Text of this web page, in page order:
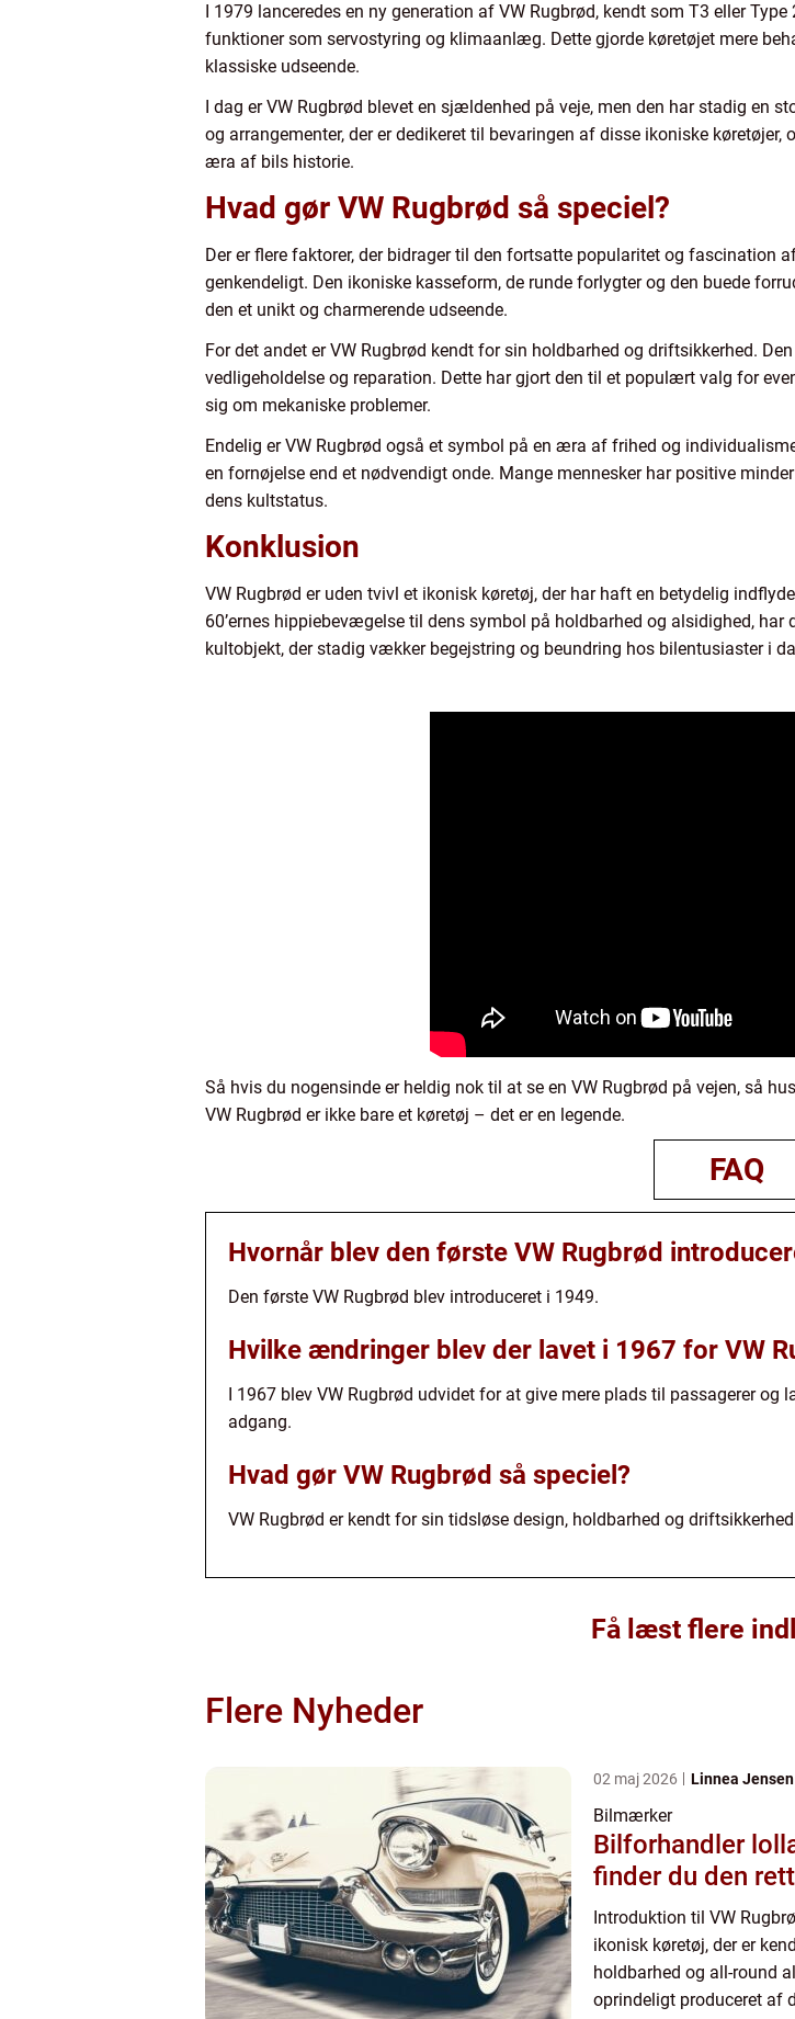
I 1979 lanceredes en ny generation af VW Rugbrød, kendt som T3 eller
funktioner som servostyring og klimaanlæg. Dette gjorde køretøjet mere
klassiske udseende.
I dag er VW Rugbrød blevet en sjældenhed på veje, men den har stadig en
og arrangementer, der er dedikeret til bevaringen af disse ikoniske
æra af bils historie.
Hvad gør VW Rugbrød så speciel?
Der er flere faktorer, der bidrager til den fortsatte popularitet og fascination
genkendeligt. Den ikoniske kasseform, de runde forlygter og den buede
den et unikt og charmerende udseende.
For det andet er VW Rugbrød kendt for sin holdbarhed og driftsikkerhed.
vedligeholdelse og reparation. Dette har gjort den til et populært valg for
sig om mekaniske problemer.
Endelig er VW Rugbrød også et symbol på en æra af frihed og
en fornøjelse end et nødvendigt onde. Mange mennesker har positive
dens kultstatus.
Konklusion
VW Rugbrød er uden tvivl et ikonisk køretøj, der har haft en betydelig
60’ernes hippiebevægelse til dens symbol på holdbarhed og alsidighed,
kultobjekt, der stadig vækker begejstring og beundring hos bilentusiaster i
Så hvis du nogensinde er heldig nok til at se en VW Rugbrød på vejen, så
VW Rugbrød er ikke bare et køretøj – det er en legende.
FAQ
Hvornår blev den første VW Rugbrød
Den første VW Rugbrød blev introduceret i 1949.
Hvilke ændringer blev der lavet i 1967 for VW
I 1967 blev VW Rugbrød udvidet for at give mere plads til passagerer
adgang.
Hvad gør VW Rugbrød så speciel?
VW Rugbrød er kendt for sin tidsløse design, holdbarhed og
Få læst flere
Flere Nyheder
02 maj 2026 Linnea Jensen
Bilmærker
Bilforhandler lolland
finder du den
Introduktion til VW
ikonisk køretøj, der er
holdbarhed og all-round
oprindeligt produceret af